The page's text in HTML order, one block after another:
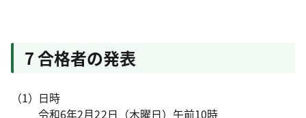
7 合格者の発表
日時
令和6年2月22日（木曜日）午前10時